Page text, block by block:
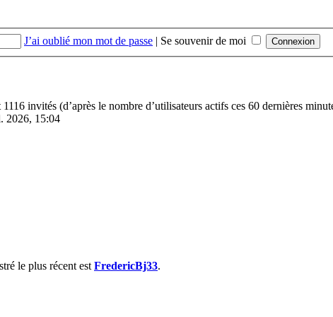
J’ai oublié mon mot de passe | Se souvenir de moi
invités (d’après le nombre d’utilisateurs actifs ces 60 dernières
2026, 15:04
le plus récent est FredericBj33.